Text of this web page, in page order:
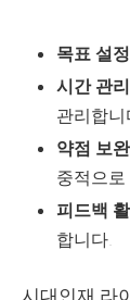
목표 설
시간 관
관리합니
약점 보
중적으
피드백
합니다.